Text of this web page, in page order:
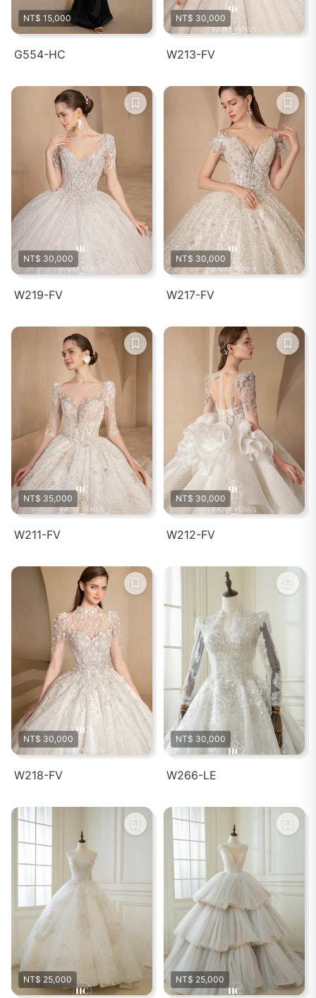
NT$ 15,000
G554-HC
NT$ 30,000
W213-FV
NT$ 30,000
W219-FV
NT$ 30,000
W217-FV
NT$ 35,000
W211-FV
NT$ 30,000
W212-FV
NT$ 30,000
W218-FV
NT$ 30,000
W266-LE
NT$ 25,000 NT$ 25,000